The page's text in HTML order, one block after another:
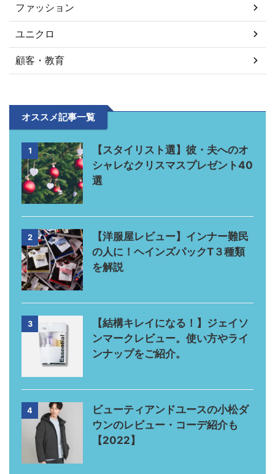
ファッション
ユニクロ
顧客・教育
オススメ記事一覧
1
【スタイリスト選】彼・夫へのオ
シャレなクリスマスプレゼント40
選
2
【洋服屋レビュー】インナー難民
の人に！ヘインズパックT３種類
を解説
3
【結構キレイになる！】ジェイソ
ンマークレビュー。使い方やライ
ンナップをご紹介。
4
ビューティアンドユースの小松ダ
ウンのレビュー・コーデ紹介も
【2022】